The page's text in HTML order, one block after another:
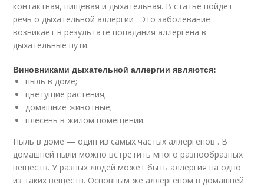
контактная, пищевая и дыхательная. В статье пойдет
речь о дыхательной аллергии . Это заболевание
возникает в результате попадания аллергена в
дыхательные пути.
Виновниками дыхательной аллергии являются:
пыль в доме;
цветущие растения;
домашние животные;
плесень в жилом помещении.
Пыль в доме — один из самых частых аллергенов . В
домашней пыли можно встретить много разнообразных
веществ. У разных людей может быть аллергия на одно
из таких веществ. Основным же аллергеном в домашней